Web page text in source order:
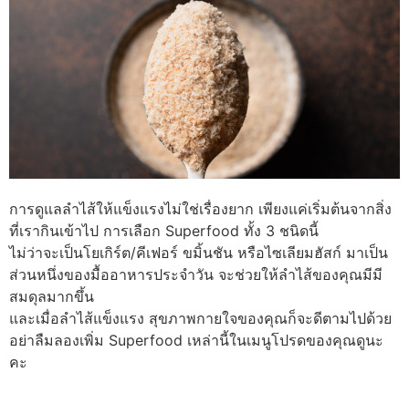
การดูแลลำไส้ให้แข็งแรงไม่ใช่เรื่องยาก เพียงแค่เริ่มต้นจากสิ่ง
ที่เรากินเข้าไป การเลือก Superfood ทั้ง 3 ชนิดนี้
ไม่ว่าจะเป็นโยเกิร์ต/คีเฟอร์ ขมิ้นชัน หรือไซเลียมฮัสก์ มาเป็น
ส่วนหนึ่งของมื้ออาหารประจำวัน จะช่วยให้ลำไส้ของคุณมีมี
สมดุลมากขึ้น
และเมื่อลำไส้แข็งแรง สุขภาพกายใจของคุณก็จะดีตามไปด้วย
อย่าลืมลองเพิ่ม Superfood เหล่านี้ในเมนูโปรดของคุณดูนะ
คะ